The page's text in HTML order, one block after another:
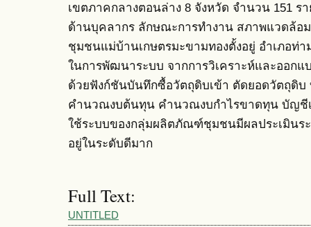
เขตภาคกลางตอนล่าง 8 จังหวัด จำนวน 151
ด้านบุคลากร ลักษณะการทำงาน สภาพแวดล้
ชุมชนแม่บ้านเกษตรมะขามทองตั้งอยู่ อำเภอท่
ในการพัฒนาระบบ จากการวิเคราะห์และออก
ด้วยฟังก์ชันบันทึกซื้อวัตถุดิบเข้า ตัดยอดวัตถุดิ
คำนวณงบต้นทุน คำนวณงบกำไรขาดทุน บัญชี
ใช้ระบบของกลุ่มผลิตภัณฑ์ชุมชนมีผลประเมินร
อยู่ในระดับดีมาก
Full Text:
UNTITLED